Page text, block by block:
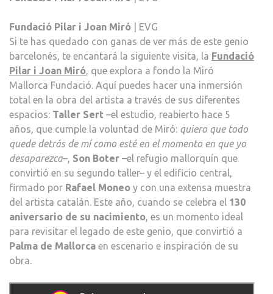
Fundació Pilar i Joan Miró | EVG
Si te has quedado con ganas de ver más de este genio
barcelonés, te encantará la siguiente visita, la Fundació
Pilar i Joan Miró, que explora a fondo la Miró
Mallorca Fundació. Aquí puedes hacer una inmersión
total en la obra del artista a través de sus diferentes
espacios: Taller Sert –el estudio, reabierto hace 5
años, que cumple la voluntad de Miró: quiero que todo
quede detrás de mí como esté en el momento en que yo
desaparezca–, Son Boter –el refugio mallorquín que
convirtió en su segundo taller– y el edificio central,
firmado por Rafael Moneo y con una extensa muestra
del artista catalán. Este año, cuando se celebra el 130
aniversario de su nacimiento, es un momento ideal
para revisitar el legado de este genio, que convirtió a
Palma de Mallorca en escenario e inspiración de su
obra.